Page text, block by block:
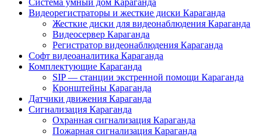
Система умный дом Караганда
Видеорегистраторы и жесткие диски Караганда
Жесткие диски для видеонаблюдения Караганда
Видеосервер Караганда
Регистратор видеонаблюдения Караганда
Софт видеоаналитика Караганда
Комплектующие Караганда
SIP — станции экстренной помощи Караганда
Кронштейны Караганда
Датчики движения Караганда
Сигнализация Караганда
Охранная сигнализация Караганда
Пожарная сигнализация Караганда